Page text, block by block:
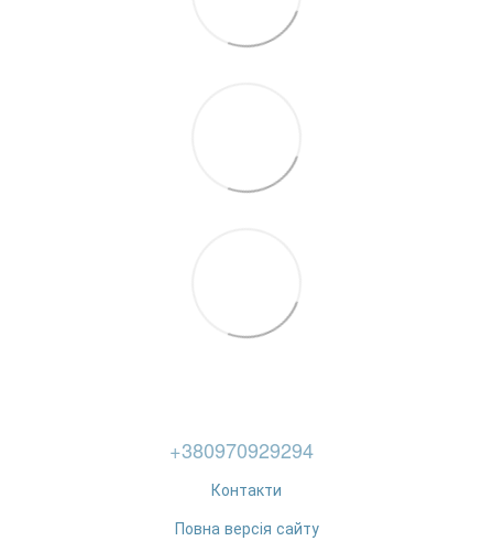
+380970929294
Контакти
Повна версія сайту